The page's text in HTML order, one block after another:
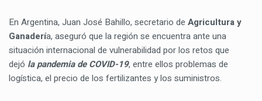
En Argentina, Juan José Bahillo, secretario de Agricultura y
Ganadería, aseguró que la región se encuentra ante una
situación internacional de vulnerabilidad por los retos que
dejó la pandemia de COVID-19, entre ellos problemas de
logística, el precio de los fertilizantes y los suministros.